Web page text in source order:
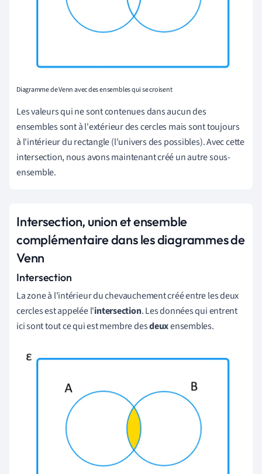
Diagramme de Venn avec des ensembles qui se croisent
Les valeurs qui ne sont contenues dans aucun des
ensemblessont à l'extérieur des cerclesmais sont toujours
à l'intérieur du rectangle (l'univers des possibles). Avec cette
intersection, nous avons maintenant créé un autre sous-
ensemble.
Intersection, union et ensemble
complémentaire dans les diagrammes de
Venn
Intersection
La zone à l'intérieur du chevauchement créé entre les deux
cercles est appelée l'intersection. Les données qui entrent
ici sont tout ce qui est membre desdeuxensembles.